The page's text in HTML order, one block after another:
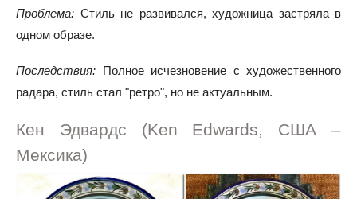
Проблема: Стиль не развивался, художница застряла в
одном образе.
Последствия: Полное исчезновение с художественного
радарa, стиль стал "ретро", но не актуальным.
Кен Эдвардс (Ken Edwards, США –
Мексика)